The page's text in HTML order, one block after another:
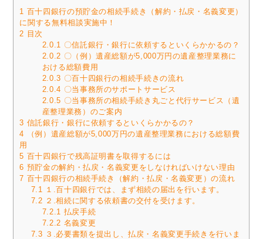
1 百十四銀行の預貯金の相続手続き（解約・払戻・名義変更）
に関する無料相談実施中！
2 目次
2.0.1 〇信託銀行・銀行に依頼するといくらかかるの？
2.0.2 〇（例）遺産総額が5,000万円の遺産整理業務に
おける総額費用
2.0.3 〇百十四銀行の相続手続きの流れ
2.0.4 〇当事務所のサポートサービス
2.0.5 〇当事務所の相続手続き丸ごと代行サービス（遺
産整理業務）のご案内
3 信託銀行・銀行に依頼するといくらかかるの？
4 （例）遺産総額が5,000万円の遺産整理業務における総額費
用
5 百十四銀行で残高証明書を取得するには
6 預貯金の解約・払戻・名義変更をしなければいけない理由
7 百十四銀行の相続手続き（解約・払戻・名義変更）の流れ
7.1 １.百十四銀行では、まず相続の届出を行います。
7.2 ２.相続に関する依頼書の交付を受けます。
7.2.1 払戻手続
7.2.2 名義変更
7.3 ３.必要書類を提出し、払戻・名義変更手続きを行いま